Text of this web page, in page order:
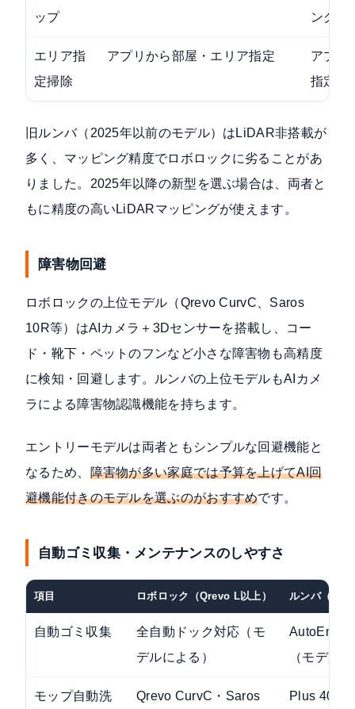
ップ
ング約
エリア指
定掃除
アプリから部屋・エリア指定
アプリ
指定
旧ルンバ（2025年以前のモデル）はLiDAR非搭載が
多く、マッピング精度でロボロックに劣ることがあ
りました。2025年以降の新型を選ぶ場合は、両者と
もに精度の高いLiDARマッピングが使えます。
障害物回避
ロボロックの上位モデル（Qrevo CurvC、Saros
10R等）はAIカメラ＋3Dセンサーを搭載し、コー
ド・靴下・ペットのフンなど小さな障害物も高精度
に検知・回避します。ルンバの上位モデルもAIカメ
ラによる障害物認識機能を持ちます。
エントリーモデルは両者ともシンプルな回避機能と
なるため、 障害物が多い家庭では予算を上げてAI回
避機能付きのモデルを選ぶのがおすすめです。
自動ゴミ収集・メンテナンスのしやすさ
項目 ロボロック（Qrevo L以上） ルンバ（105
自動ゴミ収集
全自動ドック対応（モ
デルによる）
（モデル
モップ自動洗
Qrevo CurvC・Saros
Plus 405/